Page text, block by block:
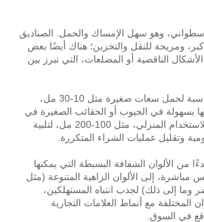
وهو سهل الإمساك والحمل. الصناديق
ومريحة للنقل والتخزين؛ هناك أيضًا بعض
الناقصية أو المضلعات، التي تبرز بين
• مواصفات السعة: مناسبة لحمل سعات صغيرة مثل 10-30 مل،
بسهولة في الجيوب أو الحقائب الصغيرة في
أي وقت. سعة كبيرة للاستخدام المنزلي، مثل 100-200 مل، لتلبية
وتقليل عمليات الشراء المتكررة.
من الألوان الشفافة البسيطة التي يمكنها
إلى الألوان الزاهية المتنوعة (مثل
وما إلى ذلك) لجذب انتباه المستهلكين،
المختلفة مع أنماط العلامات التجارية
في السوق.